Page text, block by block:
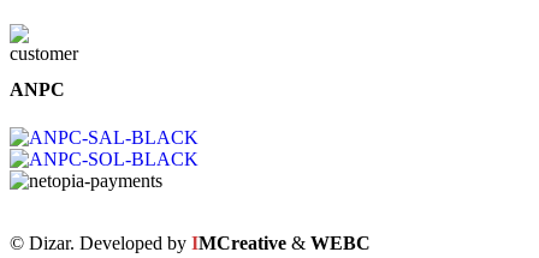
ANPC
© Dizar. Developed by IMCreative & WEBC